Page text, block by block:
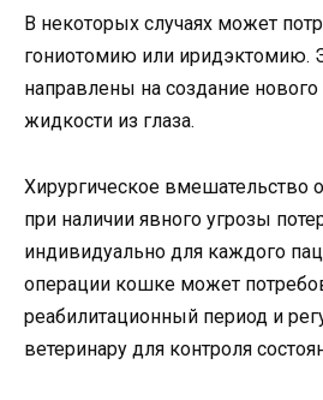
В некоторых случаях может
гониотомию или иридэктомию.
направлены на создание нового
жидкости из глаза.
Хирургическое вмешательство
при наличии явного угрозы
индивидуально для каждого
операции кошке может
реабилитационный период и
ветеринару для контроля